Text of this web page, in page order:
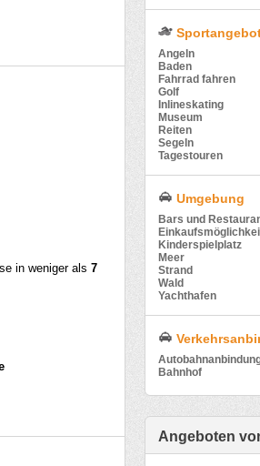
in weniger als 7
Angeln
Baden
Fahrrad fahren
Golf
Inlineskating
Museum
Reiten
Segeln
Tagestouren
Umgebung
Bars und
Kinderspielplatz
Meer
Strand
Wald
Yachthafen
Bahnhof
Angeboten